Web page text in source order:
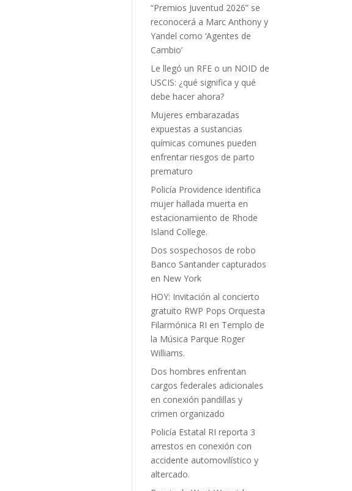
“Premios Juventud 2026” se
reconocerá a Marc Anthony y
Yandel como ‘Agentes de
Cambio’
Le llegó un RFE o un NOID de
USCIS: ¿qué significa y qué
debe hacer ahora?
Mujeres embarazadas
expuestas a sustancias
químicas comunes pueden
enfrentar riesgos de parto
prematuro
Policía Providence identifica
mujer hallada muerta en
estacionamiento de Rhode
Island College.
Dos sospechosos de robo
Banco Santander capturados
en New York
HOY: Invitación al concierto
gratuito RWP Pops Orquesta
Filarmónica RI en Templo de
la Música Parque Roger
Williams.
Dos hombres enfrentan
cargos federales adicionales
en conexión pandillas y
crimen organizado
Policía Estatal RI reporta 3
arrestos en conexión con
accidente automovilístico y
altercado.